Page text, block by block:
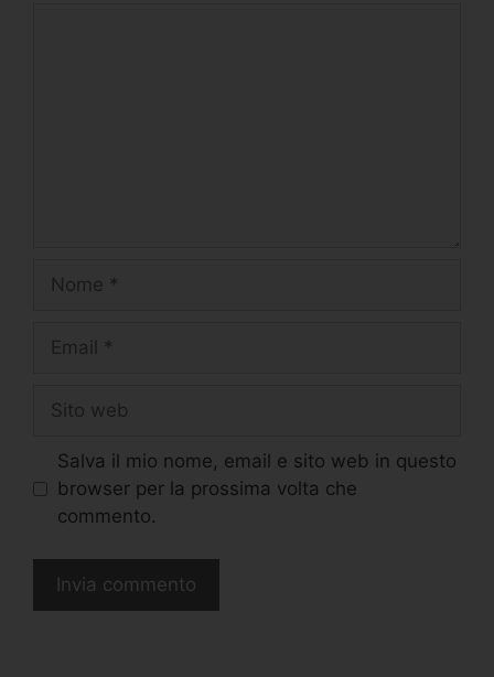
Salva il mio nome, email e sito web in questo
browser per la prossima volta che
commento.